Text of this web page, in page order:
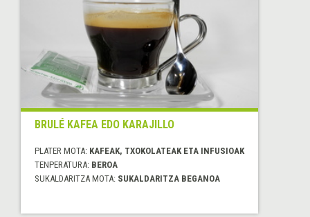
BRULÉ KAFEA EDO KARAJILLO
PLATER MOTA: KAFEAK, TXOKOLATEAK ETA INFUSIOAK
TENPERATURA: BEROA
SUKALDARITZA MOTA: SUKALDARITZA BEGANOA